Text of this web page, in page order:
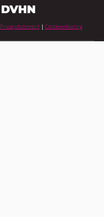
Privacystatement| Cookieverklaring